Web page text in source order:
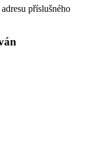
příslušného